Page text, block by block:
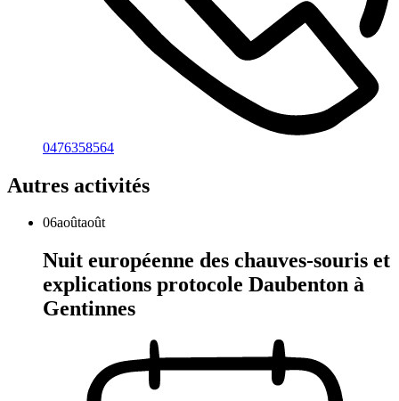
0476358564
Autres activités
06aoûtaoût
Nuit européenne des chauves-souris et
explications protocole Daubenton à
Gentinnes